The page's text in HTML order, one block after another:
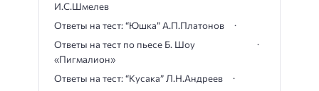
И.С.Шмелев
Ответы на тест: “Юшка” А.П.Платонов
Ответы на тест по пьесе Б. Шоу
«Пигмалион»
Ответы на тест: “Кусака” Л.Н.Андреев